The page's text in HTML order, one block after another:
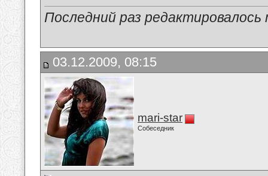
Последний раз
03.12.2009, 08:15
mari-star
Собеседник